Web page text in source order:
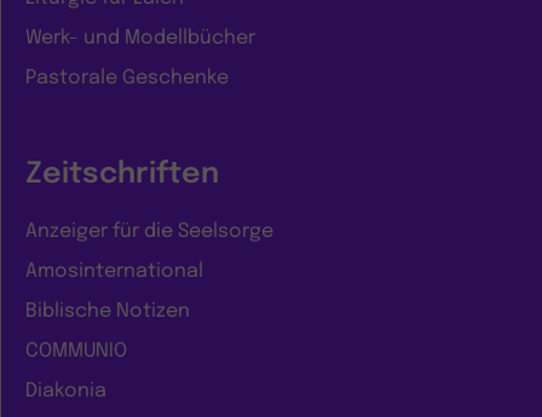
Werk- und Modellbücher
Pastorale Geschenke
Zeitschriften
Anzeiger für die Seelsorge
Amosinternational
Biblische Notizen
COMMUNIO
Diakonia